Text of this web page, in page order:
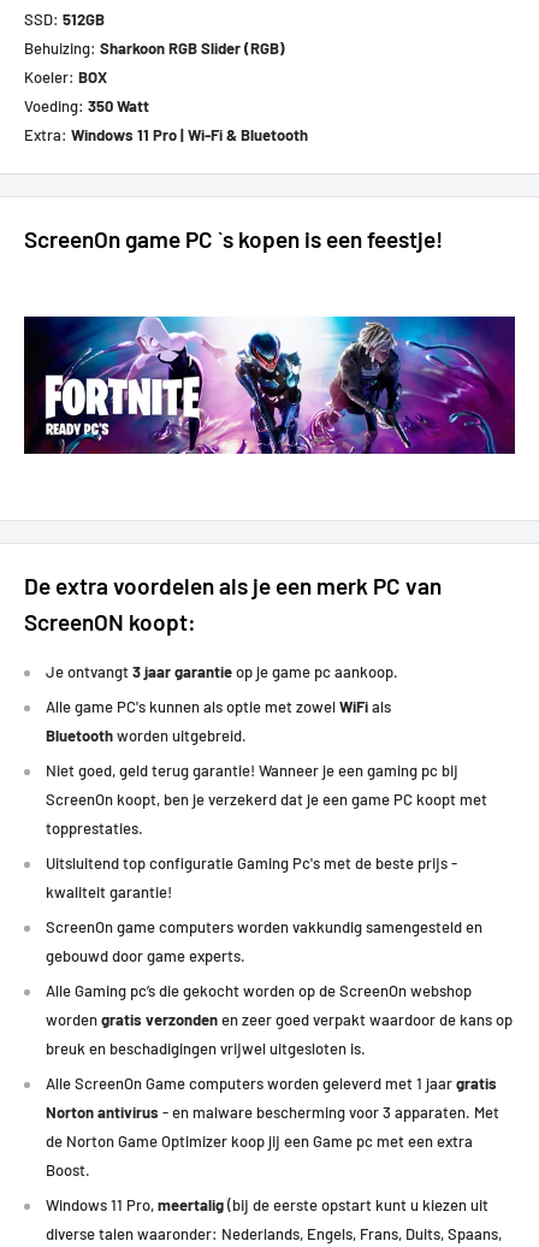
SSD: 512GB
Behuizing: Sharkoon RGB Slider (RGB)
Koeler: BOX
Voeding: 350 Watt
Extra: Windows 11 Pro | Wi-Fi & Bluetooth
ScreenOn game PC `s kopen is een feestje!
De extra voordelen als je een merk PC van
ScreenON koopt:
Je ontvangt3 jaar garantieop je game pc aankoop.
Alle game PC's kunnen als optie met zowelWiFials
Bluetoothworden uitgebreid.
Niet goed, geld terug garantie! Wanneer je een gaming pc bij
ScreenOn koopt, ben je verzekerd dat je een game PC koopt met
topprestaties.
Uitsluitend top configuratie Gaming Pc's met de beste prijs -
kwaliteit garantie!
ScreenOn game computers worden vakkundig samengesteld en
gebouwd door game experts.
Alle Gaming pc’s die gekocht worden op de ScreenOn webshop
wordengratis verzondenen zeer goed verpakt waardoor de kans op
breuk en beschadigingen vrijwel uitgesloten is.
Alle ScreenOn Game computers worden geleverd met 1 jaargratis
Norton antivirus - en malware bescherming voor 3 apparaten. Met
de Norton Game Optimizer koop jij een Game pc met een extra
Boost.
Windows 11 Pro,meertalig(bij de eerste opstart kunt u kiezen uit
diverse talen waaronder: Nederlands, Engels, Frans, Duits, Spaans,